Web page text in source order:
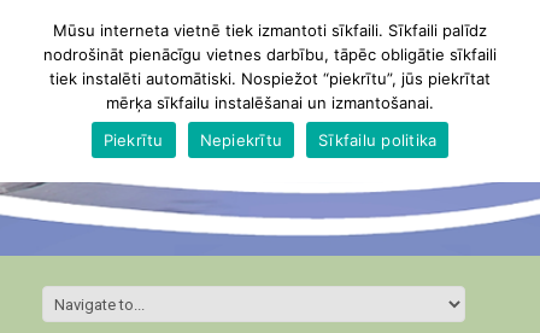
Mūsu interneta vietnē tiek izmantoti sīkfaili. Sīkfaili palīdz
nodrošināt pienācīgu vietnes darbību, tāpēc obligātie sīkfaili
tiek instalēti automātiski. Nospiežot “piekrītu”, jūs piekrītat
mērķa sīkfailu instalēšanai un izmantošanai.
Piekrītu
Nepiekrītu Sīkfailu politika